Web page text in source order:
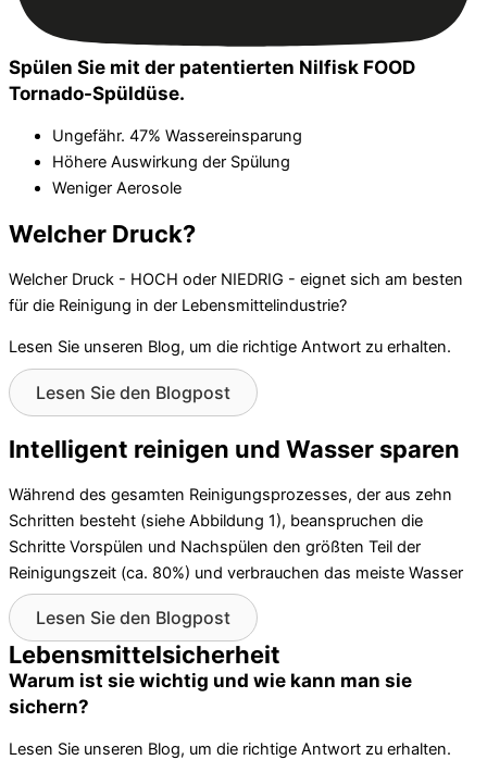
Spülen Sie mit der patentierten Nilfisk FOOD
Tornado-Spüldüse.
Ungefähr. 47% Wassereinsparung
Höhere Auswirkung der Spülung
Weniger Aerosole
Welcher Druck?
Welcher Druck - HOCH oder NIEDRIG - eignet sich am besten
für die Reinigung in der Lebensmittelindustrie?
Lesen Sie unseren Blog, um die richtige Antwort zu erhalten.
Lesen Sie den Blogpost
Intelligent reinigen und Wasser sparen
Während des gesamten Reinigungsprozesses, der aus zehn
Schritten besteht (siehe Abbildung 1), beanspruchen die
Schritte Vorspülen und Nachspülen den größten Teil der
Reinigungszeit (ca. 80%) und verbrauchen das meiste Wasser
Lesen Sie den Blogpost
Lebensmittelsicherheit
Warum ist sie wichtig und wie kann man sie
sichern?
Lesen Sie unseren Blog, um die richtige Antwort zu erhalten.